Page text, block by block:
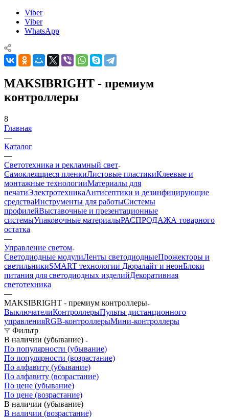
Viber
Viber
WhatsApp
MAKSIBRIGHT - премиум
контроллеры
8
Главная
—
Каталог
—
Светотехника и рекламный свет
Самоклеящиеся пленкиЛистовые пластикиКлеевые и
монтажные технологииМатериалы для
печатиЭлектротехникаАнтисептики и дезинфицирующие
средстваИнструменты для работыСистемы
профилейВыставочные и презентационные
системыУпаковочные материалыРАСПРОДАЖА товарного
остатка
—
Управление светом
Светодиодные модулиЛенты светодиодныеПрожекторы и
светильникиSMART технологии Дюралайт и неонБлоки
питания для светодиодных изделийДекоративная
светотехника
—
MAKSIBRIGHT - премиум контроллеры
ВыключателиКонтроллерыПульты дистанционного
управленияRGB-контроллерыМини-контроллеры
Фильтр
В наличии (убывание)
По популярности (убывание)
По популярности (возрастание)
По алфавиту (убывание)
По алфавиту (возрастание)
По цене (убывание)
По цене (возрастание)
В наличии (убывание)
В наличии (возрастание)